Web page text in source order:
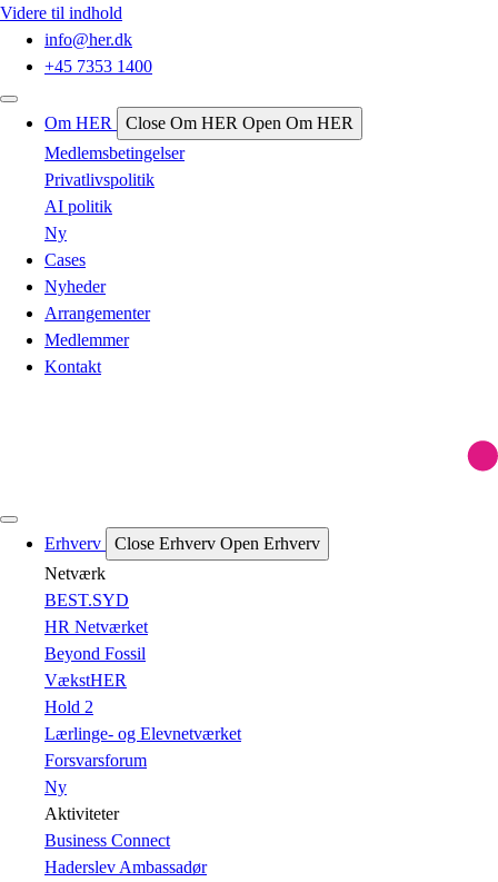
Videre til indhold
info@her.dk
+45 7353 1400
Om HER Close Om HER Open Om HER
Medlemsbetingelser
Privatlivspolitik
AI politik
Ny
Cases
Nyheder
Arrangementer
Medlemmer
Kontakt
Erhverv Close Erhverv Open Erhverv
Netværk
BEST.SYD
HR Netværket
Beyond Fossil
VækstHER
Hold 2
Lærlinge- og Elevnetværket
Forsvarsforum
Ny
Aktiviteter
Business Connect
Haderslev Ambassadør